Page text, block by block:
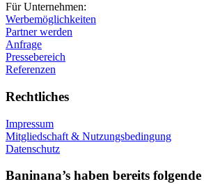
Für Unternehmen:
Werbemöglichkeiten
Partner werden
Anfrage
Pressebereich
Referenzen
Rechtliches
Impressum
Mitgliedschaft & Nutzungsbedingung
Datenschutz
Baninana’s haben bereits